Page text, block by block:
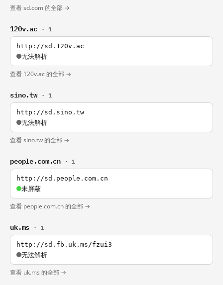
查看 sd.com 的全部 →
120v.ac · 1
http://sd.120v.ac
无法解析
查看 120v.ac 的全部 →
sino.tw · 1
http://sd.sino.tw
无法解析
查看 sino.tw 的全部 →
people.com.cn · 1
http://sd.people.com.cn
未屏蔽
查看 people.com.cn 的全部 →
uk.ms · 1
http://sd.fb.uk.ms/fzui3
无法解析
查看 uk.ms 的全部 →